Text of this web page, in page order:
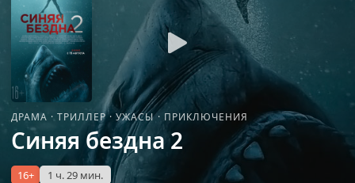
ДРАМА ·ТРИЛЛЕР· УЖАСЫ· ПРИКЛЮЧЕНИЯ
Синяя бездна 2
16+ 1 ч. 29 мин.